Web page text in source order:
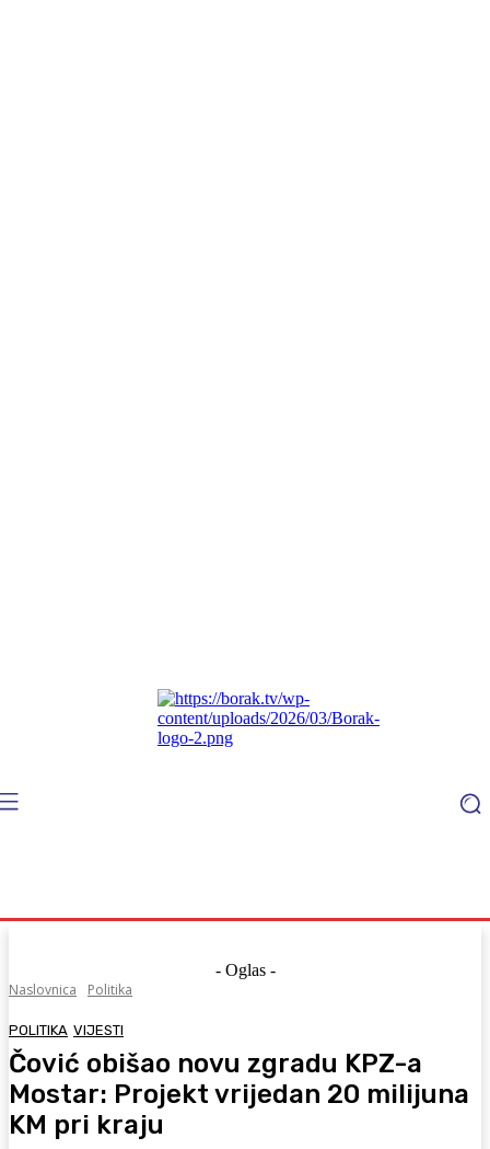
- Oglas -
Naslovnica
Politika
POLITIKA VIJESTI
Čović obišao novu zgradu KPZ-a
Mostar: Projekt vrijedan 20 milijuna
KM pri kraju